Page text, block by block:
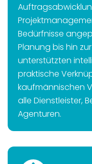
Bedürfnisse
Planung bis hin
unterstützten
praktische
kaufmännischen
alle Dienstleister,
Agenturen.